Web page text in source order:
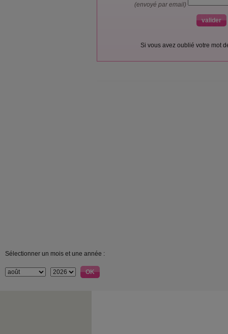
(envoyé par email)
Si vous avez oublié votre mot
Sélectionner un mois et une année :